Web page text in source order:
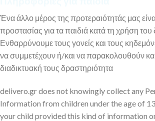
Ένα άλλο μέρος της προτεραιότητάς μας
προστασίας για τα παιδιά κατά τη χρήση του
Ενθαρρύνουμε τους γονείς και τους
να συμμετέχουν ή/και να παρακολουθούν
διαδικτυακή τους δραστηριότητα
delivero.gr does not knowingly collect any
Information from children under the age of
your child provided this kind of information